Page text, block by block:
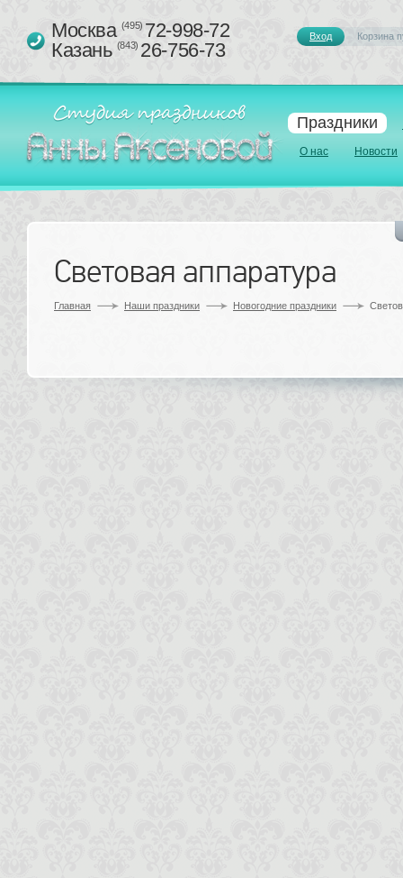
Праздники
О нас Новости
Москва (495)72-998-72
Казань (843)26-756-73
Вход Корзина
Световая аппаратура
Главная Наши праздники Новогодние праздники